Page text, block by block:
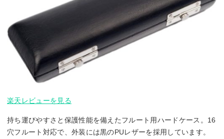
楽天レビューを見る
持ち運びやすさと保護性能を備えたフルート用ハードケース。16
穴フルート対応で、外装には黒のPUレザーを採用しています。